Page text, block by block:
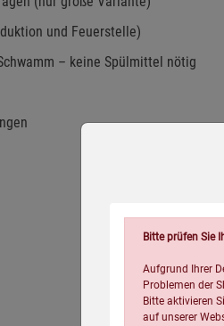
und Feuerstelle)
– keine Spülmittel nötig
Bitte prüfen Sie
Aufgrund Ihrer
Problemen der
Bitte aktivieren
auf unserer